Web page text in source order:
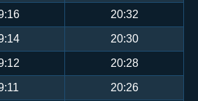
20:32
20:30
20:28
20:26